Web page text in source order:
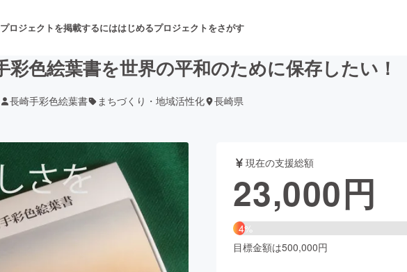
プロジェクトを掲載するにははじめるプロジェクトをさがす
舞台・パフォーマンス
・サービス開発 フード・飲食店 ファッション
雑誌出版
彩色絵葉書を世界の平和のために保存したい！
長崎手彩色絵葉書 まちづくり・地域活性化 長崎県
現在の支援総額
23,000円
4%
目標金額は500,000円